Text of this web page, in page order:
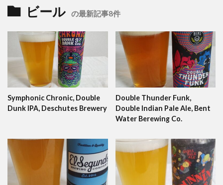
ビール の最新記事8件
Symphonic Chronic, Double
Dunk IPA, Deschutes Brewery
Double Thunder Funk,
Double Indian Pale Ale, Bent
Water Berewing Co.